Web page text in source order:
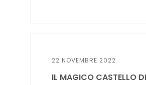
22 NOVEMBRE 2022
IL MAGICO CASTELLO